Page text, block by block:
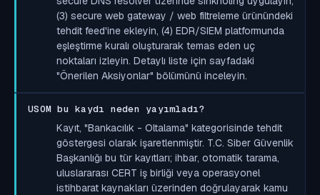
(3) secure web gateway / web filtreleme ürünündeki
tehdit feed'ine ekleyin, (4) EDR/SIEM platformunda
eşleştirme kuralı oluşturarak temas eden uç
noktaları izleyin. Detaylı liste için sayfadaki
"Önerilen Aksiyonlar" bölümünü inceleyin.
USOM bu kaydı neden yayımladı?
Kayıt, "Bankacılık - Oltalama" kategorisinde tehdit
göstergesi olarak işaretlenmiştir. T.C. Siber Güvenlik
Başkanlığı bu tür kayıtları; ihbar, otomatik tarama,
uluslararası CERT iş birliği veya operasyonel
istihbarat kaynakları üzerinden doğrulayarak kamu